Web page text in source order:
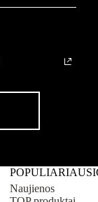
Naujienos